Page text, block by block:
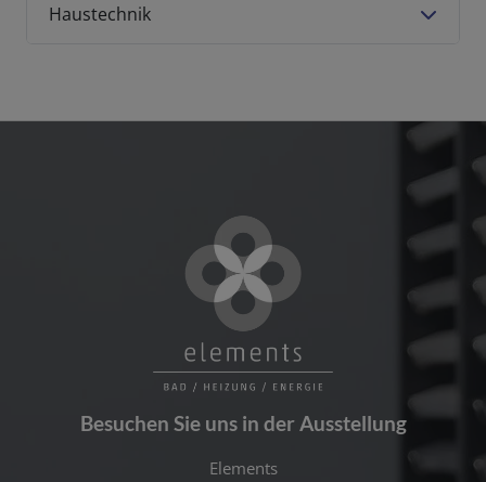
Haustechnik
Besuchen Sie uns in der Ausstellung
Elements